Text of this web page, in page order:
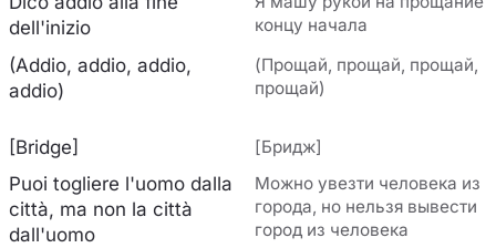
dell'inizio
концу начала
(Addio, addio, addio,
addio)
(Прощай, прощай, прощай,
прощай)
[Bridge] [Бридж]
Puoi togliere l'uomo dalla
città, ma non la città
dall'uomo
Можно увезти человека из
города, но нельзя вывести
город из человека